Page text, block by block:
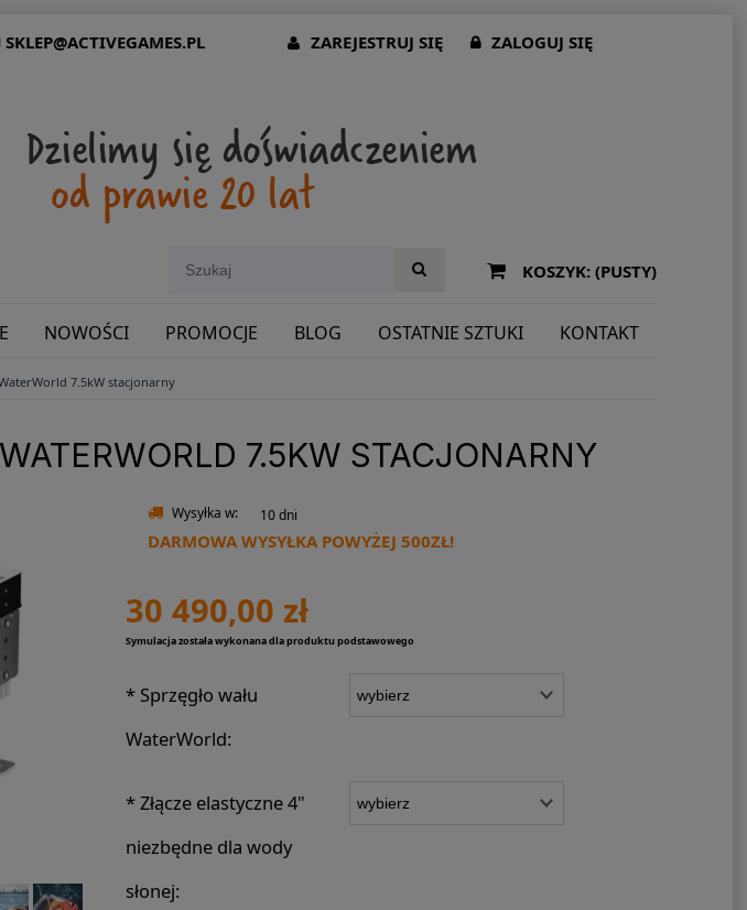
ZAREJESTRUJ SIĘ ZALOGUJ SIĘ
KOSZYK: (PUSTY)
NOWOŚCI PROMOCJE BLOG OSTATNIE SZTUKI KONTAKT
NAS NA ŚLĄSKU!
7.5kW stacjonarny
7.5KW STACJONARNY
Wysyłka w: 10 dni
DARMOWA WYSYŁKA POWYŻEJ 500ZŁ!
30 490,00 zł
Symulacja została wykonana dla produktu podstawowego
*Sprzęgło wału
WaterWorld:
*Złącze elastyczne 4"
niezbędne dla wody
słonej: